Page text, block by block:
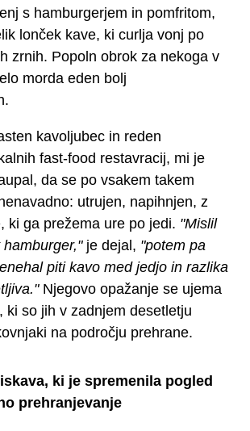
s hamburgerjem in pomfritom,
lonček kave, ki curlja vonj po
zrnih. Popoln obrok za nekoga v
morda eden bolj
kavoljubec in reden
fast-food restavracij, mi je
da se po vsakem takem
utrujen, napihnjen, z
ki ga prežema ure po jedi. "Mislil
je dejal, "potem pa
piti kavo med jedjo in razlika
Njegovo opažanje se ujema
ki so jih v zadnjem desetletju
na področju prehrane.
ki je spremenila pogled
prehranjevanje